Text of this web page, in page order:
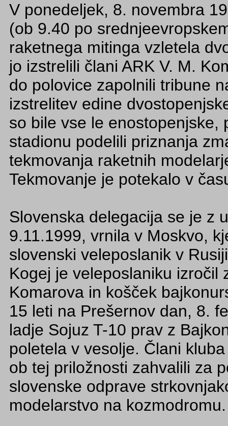
V ponedeljek, 8. novembra
(ob 9.40 po
raketnega mitinga vzletela
jo izstrelili člani ARK V. M.
do polovice zapolnili tribune
izstrelitev edine
so bile vse le enostopenjske,
stadionu podelili priznanja
tekmovanja raketnih
Tekmovanje je potekalo v
Slovenska delegacija se je z
9.11.1999, vrnila v Moskvo,
slovenski veleposlanik v
Kogej je veleposlaniku izročil
Komarova in košček
15 leti na Prešernov dan, 8.
ladje Sojuz T-10 prav z
poletela v vesolje. Člani
ob tej priložnosti zahvalili za
slovenske odprave
modelarstvo na kozmodromu.